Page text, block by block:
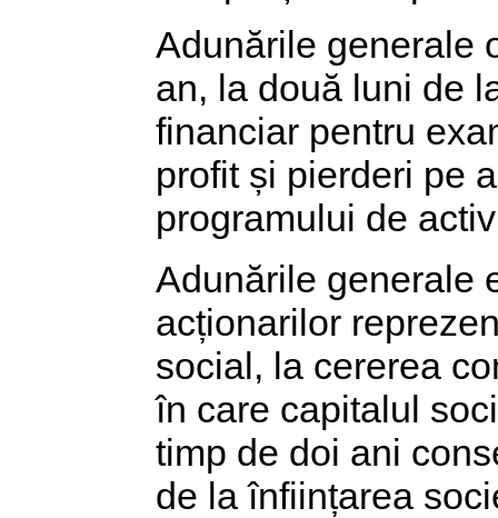
Adunările generale
an, la două luni de
financiar pentru
profit și pierderi pe
programului de
Adunările generale
acționarilor
social, la cererea
în care capitalul
timp de doi ani
de la înființarea